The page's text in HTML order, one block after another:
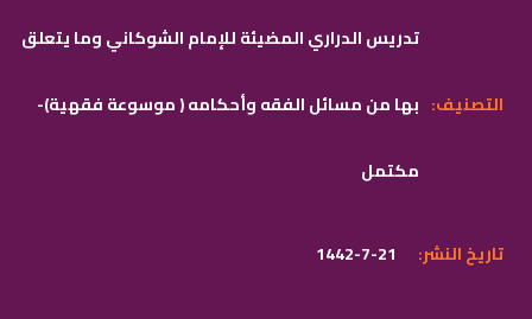
تدريس الدراري المضيئة للإمام الشوكاني وما يتعلق
بها من مسائل الفقه وأحكامه ( موسوعة فقهية)-
مكتمل
:التصنيف
1442-7-21 :تاريخ النشر